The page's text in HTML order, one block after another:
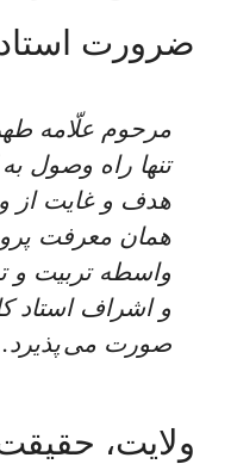
ضرورت
مرحوم علّامه
تنها راه وصول
هدف و غایت از
همان معرفت
واسطه تربیت و
و اشراف استاد
صورت می پذیرد.
ولایت،